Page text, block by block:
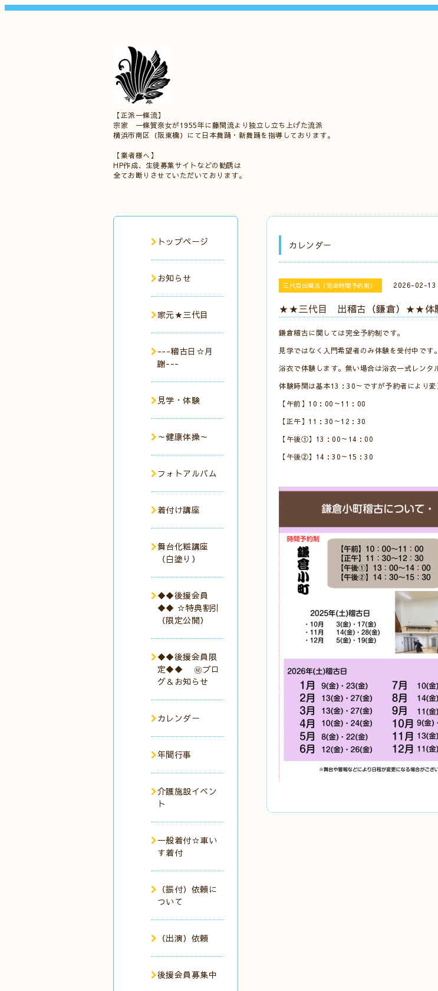
【正派一條流】
宗家 一條賀奈女が1955年に藤間流より独立し立ち上げた流派
横浜市南区（阪東橋）にて日本舞踊・新舞踊を指導しております。
【業者様へ】
HP作成、生徒募集サイトなどの勧誘は
全てお断りさせていただいております。
カレンダー
三代目出稽古（完全時間予約制） 2026-02-13
★★三代目 出稽古（鎌倉）★★体験
鎌倉稽古に関しては完全予約制です。
見学ではなく入門希望者のみ体験を受付中です。
浴衣で体験します。無い場合は浴衣一式レンタ
体験時間は基本13：30～ですが予約者により
【午前】10：00～11：00
【正午】11：30～12：30
【午後①】13：00～14：00
【午後②】14：30～15：30
トップページ
お知らせ
家元★三代目
---稽古日☆月
謝---
見学・体験
～健康体操～
フォトアルバム
着付け講座
舞台化粧講座
（白塗り）
◆◆後援会員
◆◆ ☆特典割引
（限定公開）
◆◆後援会員限
定◆◆ ㊙︎ブロ
グ＆お知らせ
カレンダー
年間行事
介護施設イベン
ト
一般着付☆車い
す着付
（振付）依頼に
ついて
（出演）依頼
後援会員募集中